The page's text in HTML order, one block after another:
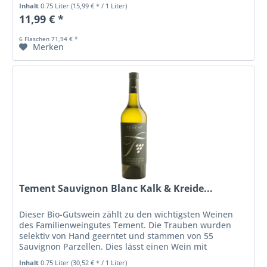
Inhalt0.75 Liter(15,99 € * / 1 Liter)
11,99 € *
6 Flaschen 71,94 € *
Merken
Tement Sauvignon Blanc Kalk & Kreide...
Dieser Bio-Gutswein zählt zu den wichtigsten Weinen
des Familienweingutes Tement. Die Trauben wurden
selektiv von Hand geerntet und stammen von 55
Sauvignon Parzellen. Dies lässt einen Wein mit
unvergleichlichem Terroir-Mix entstehen....
Inhalt0.75 Liter(30,52 € * / 1 Liter)